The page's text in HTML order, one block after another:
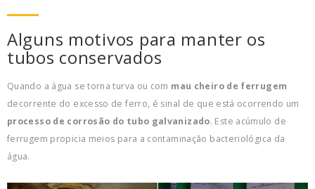
Alguns motivos para manter os
tubos conservados
Quando a água se torna turva ou com mau cheiro de ferrugem
decorrente do excesso de ferro, é sinal de que está ocorrendo um
processo de corrosão do tubo galvanizado. Este acúmulo de
ferrugem propicia meios para a contaminação bacteriológica da
água.